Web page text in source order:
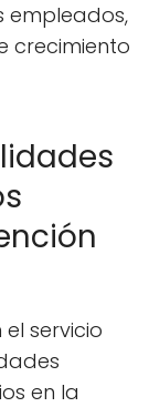
empleados,
crecimiento
servicio
en la